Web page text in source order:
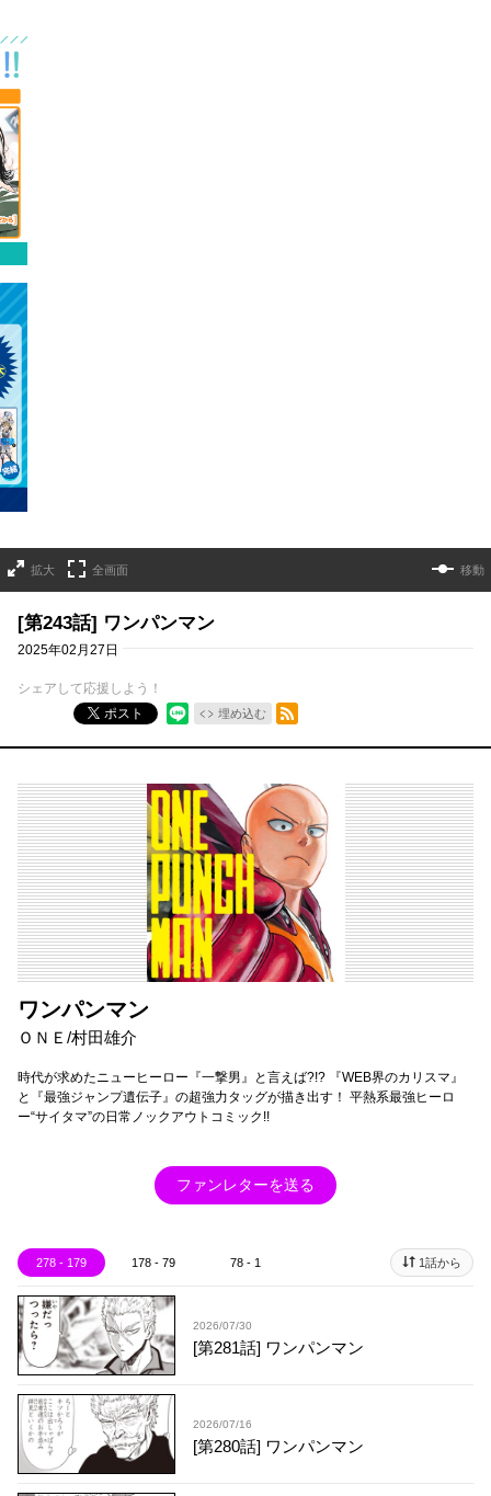
拡大 全画面 移動
[第243話] ワンパンマン
2025年02月27日
シェアして応援しよう！
ポスト
埋め込む
RSSフィード
ワンパンマン
ＯＮＥ/村田雄介
時代が求めたニューヒーロー『一撃男』と言えば?!? 『WEB界のカリスマ』
と『最強ジャンプ遺伝子』の超強力タッグが描き出す！ 平熱系最強ヒーロ
ー“サイタマ”の日常ノックアウトコミック!!
ファンレターを送る
278 - 179 178 - 79 78 - 1 1話から
2026/07/30
[第281話] ワンパンマン
2026/07/16
[第280話] ワンパンマン